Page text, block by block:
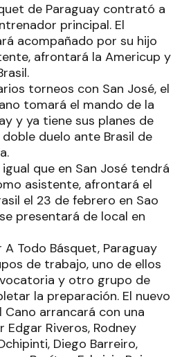
de Paraguay contrató a
principal. El
acompañado por su hijo
afrontará la Americup y
torneos con San José, el
tomará el mando de la
y ya tiene sus planes de
duelo ante Brasil de
que en San José tendrá
asistente, afrontará el
el 23 de febrero en Sao
presentará de local en
Todo Básquet, Paraguay
de trabajo, uno de ellos
y otro grupo de
la preparación. El nuevo
arrancará con una
Riveros, Rodney
Diego Barreiro,